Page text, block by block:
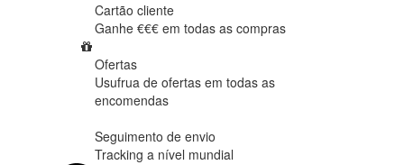
Cartão cliente
Ganhe €€€ em todas as compras
Ofertas
Usufrua de ofertas em todas as
encomendas
Seguimento de envio
Tracking a nível mundial